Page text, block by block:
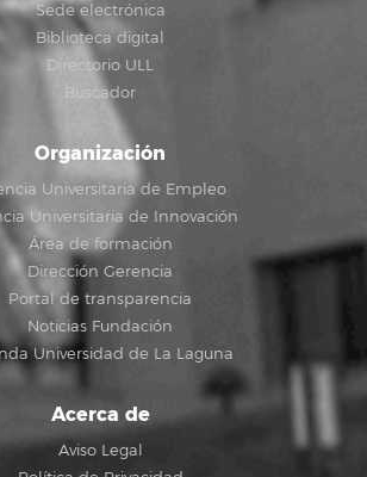
Sede electrónica
Biblioteca digital
Directorio ULL
Buscador
Organización
Universitaria de Empleo
Universitaria de Innovación
Área de formación
Dirección Gerencia
Portal de transparencia
Noticias Fundación
Universidad de La Laguna
Acerca de
Aviso Legal